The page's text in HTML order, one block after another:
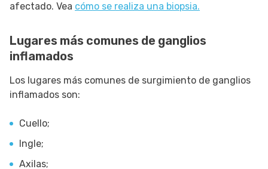
afectado. Vea cómo se realiza una biopsia.
Lugares más comunes de ganglios
inflamados
Los lugares más comunes de surgimiento de ganglios
inflamados son:
Cuello;
Ingle;
Axilas;